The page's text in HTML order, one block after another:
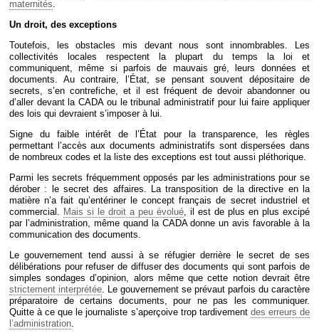
maternités.
Un droit, des exceptions
Toutefois, les obstacles mis devant nous sont innombrables. Les
collectivités locales respectent la plupart du temps la loi et
communiquent, même si parfois de mauvais gré, leurs données et
documents. Au contraire, l’État, se pensant souvent dépositaire de
secrets, s’en contrefiche, et il est fréquent de devoir abandonner ou
d’aller devant la CADA ou le tribunal administratif pour lui faire appliquer
des lois qui devraient s’imposer à lui.
Signe du faible intérêt de l’État pour la transparence, les règles
permettant l’accès aux documents administratifs sont dispersées dans
de nombreux codes et la liste des exceptions est tout aussi pléthorique.
Parmi les secrets fréquemment opposés par les administrations pour se
dérober : le secret des affaires. La transposition de la directive en la
matière n’a fait qu’entériner le concept français de secret industriel et
commercial. Mais si le droit a peu évolué, il est de plus en plus excipé
par l’administration, même quand la CADA donne un avis favorable à la
communication des documents.
Le gouvernement tend aussi à se réfugier derrière le secret de ses
délibérations pour refuser de diffuser des documents qui sont parfois de
simples sondages d’opinion, alors même que cette notion devrait être
strictement interprétée. Le gouvernement se prévaut parfois du caractère
préparatoire de certains documents, pour ne pas les communiquer.
Quitte à ce que le journaliste s’aperçoive trop tardivement des erreurs de
l’administration.